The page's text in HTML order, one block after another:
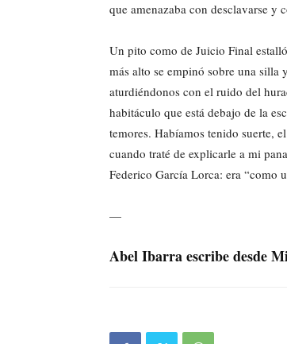
que amenazaba con desclavarse y
Un pito como de Juicio Final
más alto se empinó sobre una silla
aturdiéndonos con el ruido del
habitáculo que está debajo de la
temores. Habíamos tenido suerte,
cuando traté de explicarle a mi
Federico García Lorca: era “como
—
Abel Ibarra escribe desde